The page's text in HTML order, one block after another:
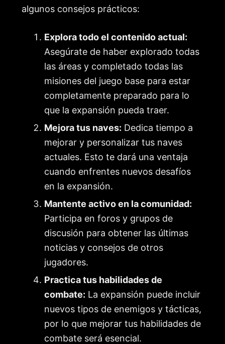
algunos consejos prácticos:
Explora todo el contenido actual:
Asegúrate de haber explorado todas
las áreas y completado todas las
misiones del juego base para estar
completamente preparado para lo
que la expansión pueda traer.
Mejora tus naves: Dedica tiempo a
mejorar y personalizar tus naves
actuales. Esto te dará una ventaja
cuando enfrentes nuevos desafíos
en la expansión.
Mantente activo en la comunidad:
Participa en foros y grupos de
discusión para obtener las últimas
noticias y consejos de otros
jugadores.
Practica tus habilidades de
combate: La expansión puede incluir
nuevos tipos de enemigos y tácticas,
por lo que mejorar tus habilidades de
combate será esencial.